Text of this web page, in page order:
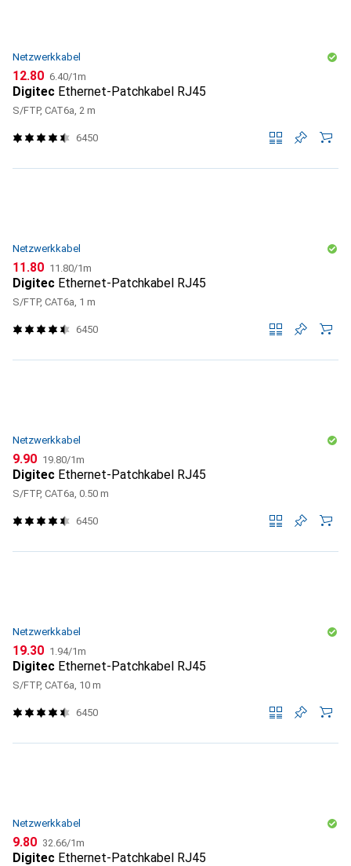
Netzwerkkabel
CHF
12.80 CHF
6.40/1m
Digitec Ethernet-Patchkabel RJ45
S/FTP, CAT6a, 2 m
6450
Netzwerkkabel
CHF
11.80 CHF
11.80/1m
Digitec Ethernet-Patchkabel RJ45
S/FTP, CAT6a, 1 m
6450
Netzwerkkabel
CHF
9.90 CHF
19.80/1m
Digitec Ethernet-Patchkabel RJ45
S/FTP, CAT6a, 0.50 m
6450
Netzwerkkabel
CHF
19.30 CHF
1.94/1m
Digitec Ethernet-Patchkabel RJ45
S/FTP, CAT6a, 10 m
6450
Netzwerkkabel
CHF
9.80 CHF
32.66/1m
Digitec Ethernet-Patchkabel RJ45